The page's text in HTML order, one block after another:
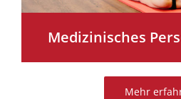
Medizinisches
Mehr